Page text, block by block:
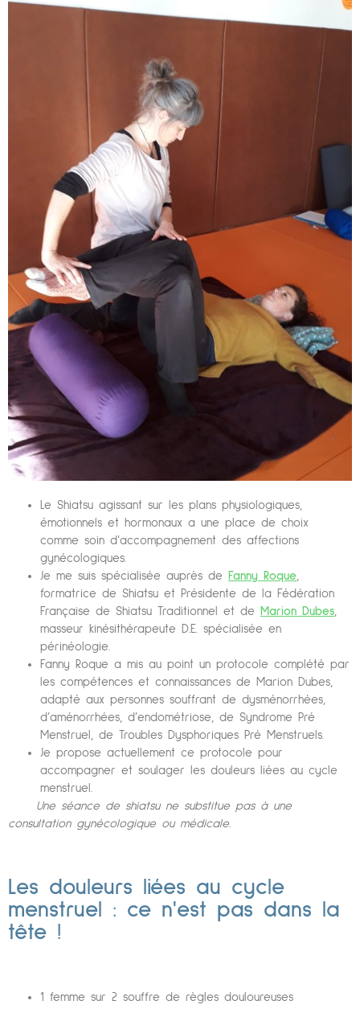
Le Shiatsu agissant sur les plans physiologiques,
émotionnels et hormonaux a une place de choix
comme soin d’accompagnement des affections
gynécologiques.
Je me suis spécialisée auprès de
Fanny Roque
formatrice de Shiatsu et Présidente de la Fédération
Française de Shiatsu Traditionnel et de
Marion Dubes
masseur kinésithérapeute D.E. spécialisée en
périnéologie.
Fanny Roque a mis au point un protocole complété par
les compétences et connaissances de Marion Dubes,
adapté aux personnes souffrant de dysménorrhées,
d’aménorrhées, d’endométriose, de Syndrome Pré
Menstruel, de Troubles Dysphoriques Pré Menstruels.
Je propose actuellement ce protocole pour
accompagner et soulager les douleurs liées au cycle
menstruel.
Une séance de shiatsu ne substitue pas à une
consultation gynécologique ou médicale.
Les douleurs liées au cycle
menstruel : ce n'est pas dans la
tête !
1 femme sur 2 souffre de règles douloureuses